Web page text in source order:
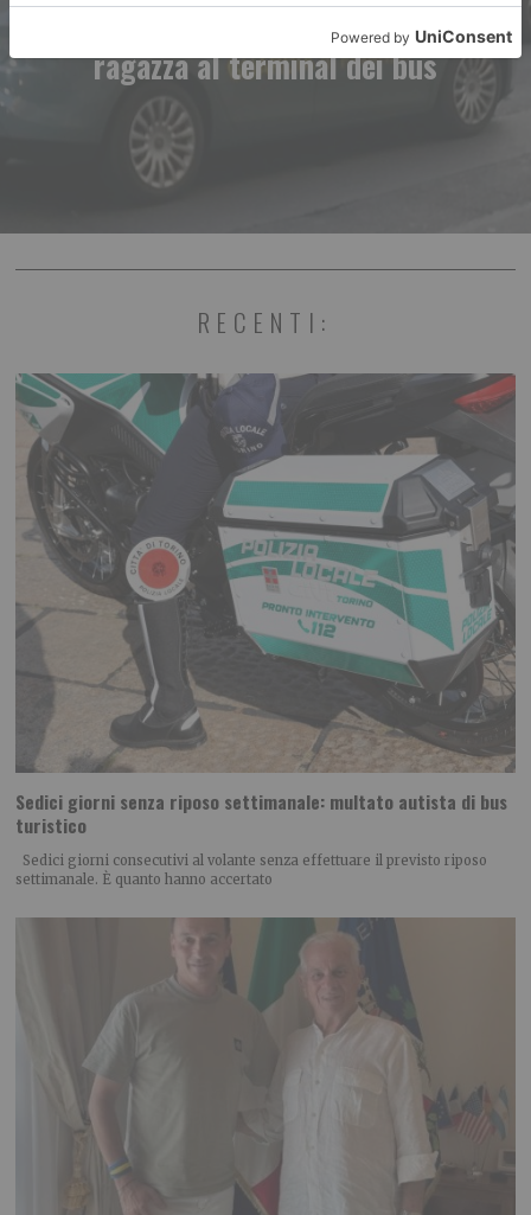
Droga in valigia: arrestata
ragazza al terminal dei bus
RECENTI:
Sedici giorni senza riposo settimanale: multato autista di bus
turistico
Sedici giorni consecutivi al volante senza effettuare il previsto riposo
settimanale. È quanto hanno accertato